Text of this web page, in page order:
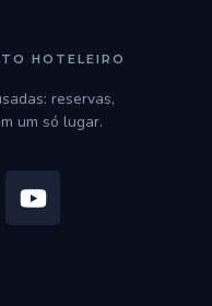
HOTELEIRO
reservas,
um só lugar.